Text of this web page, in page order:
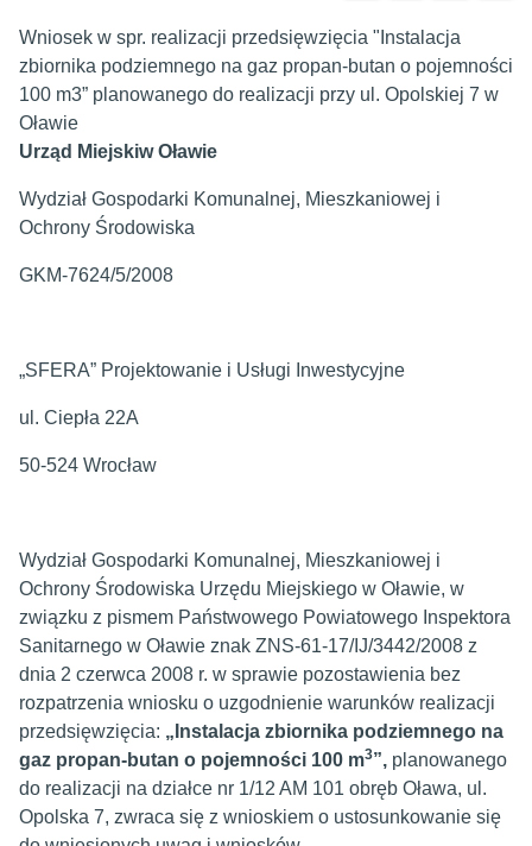
Wniosek w spr. realizacji przedsięwzięcia "Instalacja
zbiornika podziemnego na gaz propan-butan o pojemności
100 m3” planowanego do realizacji przy ul. Opolskiej 7 w
Oławie
Urząd Miejskiw Oławie
Wydział Gospodarki Komunalnej, Mieszkaniowej i
Ochrony Środowiska
GKM-7624/5/2008
„SFERA” Projektowanie i Usługi Inwestycyjne
ul. Ciepła 22A
50-524 Wrocław
Wydział Gospodarki Komunalnej, Mieszkaniowej i
Ochrony Środowiska Urzędu Miejskiego w Oławie, w
związku z pismem Państwowego Powiatowego Inspektora
Sanitarnego w Oławie znak ZNS-61-17/IJ/3442/2008 z
dnia 2 czerwca 2008 r. w sprawie pozostawienia bez
rozpatrzenia wniosku o uzgodnienie warunków realizacji
przedsięwzięcia: „Instalacja zbiornika podziemnego na
gaz propan-butan o pojemności 100 m3”, planowanego
do realizacji na działce nr 1/12 AM 101 obręb Oława, ul.
Opolska 7, zwraca się z wnioskiem o ustosunkowanie się